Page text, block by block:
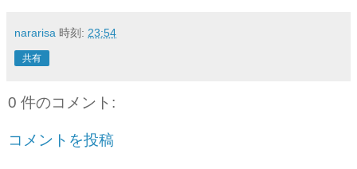
nararisa 時刻: 23:54
共有
0 件のコメント:
コメントを投稿